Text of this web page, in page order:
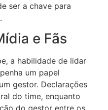
ser a chave para
e Fãs
a habilidade de lidar
um papel
gestor. Declarações
do time, enquanto